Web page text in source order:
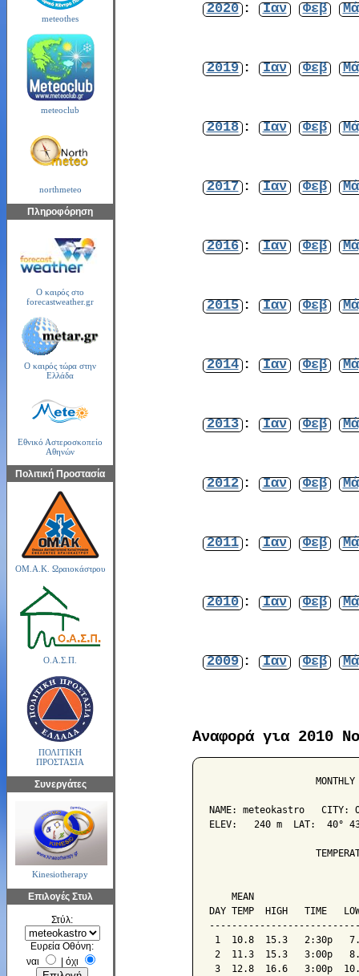
meteothes
meteoclub
northmeteo
Πληροφόρηση
Ο καιρός στο
forecastweather.gr
Ο καιρός τώρα στην
Ελλάδα
Εθνικό Αστεροσκοπείο
Αθηνών
Πολιτική Προστασία
ΟΜ.Α.Κ. Ωραιοκάστρου
Ο.Α.Σ.Π.
ΠΟΛΙΤΙΚΗ
ΠΡΟΣΤΑΣΙΑ
Συνεργάτες
Kinesiotherapy
Επιλογές Στυλ
Στύλ:
Ευρεία Οθόνη:
ναι
όχι
2020 : Ιαν Φεβ
2019 : Ιαν Φεβ
2018 : Ιαν Φεβ
2017 : Ιαν Φεβ
2016 : Ιαν Φεβ
2015 : Ιαν Φεβ
2014 : Ιαν Φεβ
2013 : Ιαν Φεβ
2012 : Ιαν Φεβ
2011 : Ιαν Φεβ
2010 : Ιαν Φεβ
2009 : Ιαν Φεβ
Αναφορά για 2010
NAME: meteokastro   CITY:
ELEV:   240 m  LAT:  40°
MEAN
DAY TEMP  HIGH   TIME
1  10.8  15.3   2:30p
2  11.3  15.3   3:00p
3  12.8  16.6   3:00p